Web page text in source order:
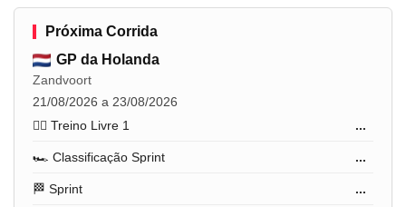
Próxima Corrida
GP da Holanda
Zandvoort
21/08/2026 a 23/08/2026
🏋️‍♂️ Treino Livre 1
...
🏎️ Classificação Sprint ...
🏁 Sprint ...